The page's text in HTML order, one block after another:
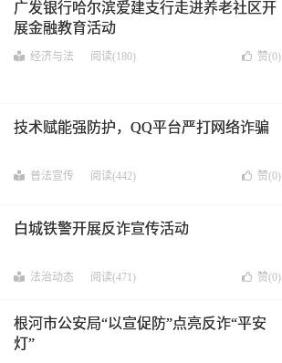
广发银行哈尔滨爱建支行走进养老社区开
展金融教育活动
经济与法 阅读(180) 赞(0)
技术赋能强防护，QQ平台严打网络诈骗
普法宣传 阅读(442) 赞(0)
白城铁警开展反诈宣传活动
法治动态 阅读(471) 赞(0)
根河市公安局“以宣促防”点亮反诈“平安
灯”